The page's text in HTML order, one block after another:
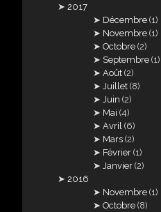
2017
Décembre (1)
Novembre (1)
Octobre (2)
Septembre (1)
Août (2)
Juillet (8)
Juin (2)
Mai (4)
Avril (6)
Mars (2)
Février (1)
Janvier (2)
2016
Novembre (1)
Octobre (8)